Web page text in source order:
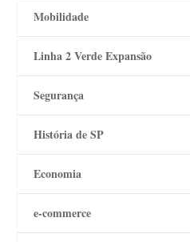
Mobilidade
Linha 2 Verde Expansão
Segurança
História de SP
Economia
e-commerce